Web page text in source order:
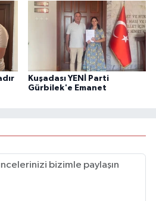
Kuşadası YENİ Parti
Gürbilek'e Emanet